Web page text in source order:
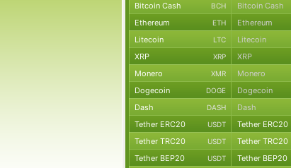
Bitcoin Cash BCH Bitcoin Cash
Ethereum ETH Ethereum
Litecoin LTC Litecoin
XRP XRP XRP
Monero XMR Monero
Dogecoin DOGE Dogecoin
Dash DASH Dash
Tether ERC20 USDT Tether ERC20
Tether TRC20 USDT Tether TRC20
Tether BEP20 USDT Tether BEP20